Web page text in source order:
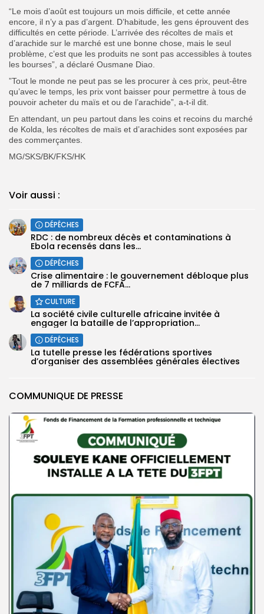
COMMUNIQUE DE PRESSE
“Le mois d’août est toujours un mois difficile, et cette année
encore, il n’y a pas d’argent. D’habitude, les gens éprouvent des
difficultés en cette période. L’arrivée des récoltes de maïs et
d’arachide sur le marché est une bonne chose, mais le seul
problème, c’est que les produits ne sont pas accessibles à toutes
les bourses”, a déclaré Ousmane Diao.
”Tout le monde ne peut pas se les procurer à ces prix, peut-être
qu’avec le temps, les prix vont baisser pour permettre à tous de
pouvoir acheter du maïs et ou de l’arachide”, a-t-il dit.
En attendant, un peu partout dans les coins et recoins du marché
de Kolda, les récoltes de maïs et d’arachides sont exposées par
des commerçantes.
MG/SKS/BK/FKS/HK
Voir aussi :
DÉPÊCHES
RDC : de nombreux décès et contaminations à
Ebola recensés dans les...
DÉPÊCHES
Crise alimentaire : le gouvernement débloque plus
de 7 milliards de FCFA...
CULTURE
La société civile culturelle africaine invitée à
engager la bataille de l’appropriation...
DÉPÊCHES
La tutelle presse les fédérations sportives
d’organiser des assemblées générales électives